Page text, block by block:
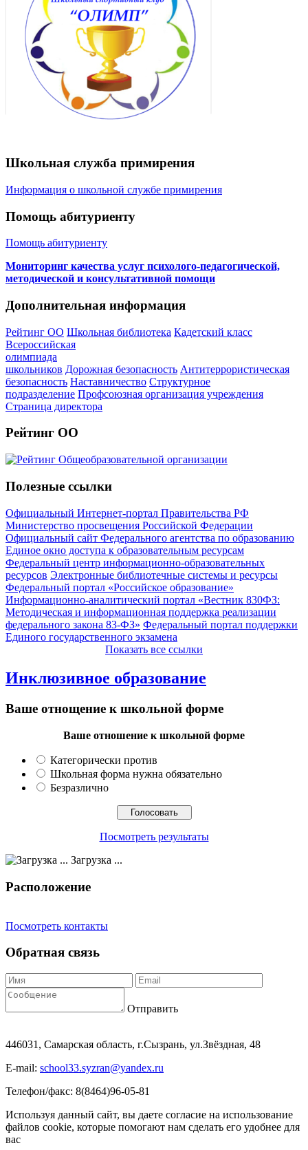
Школьная служба примирения
Информация о школьной службе примирения
Помощь абитуриенту
Помощь абитуриенту
Мониторинг качества услуг психолого-педагогической,
методической и консультативной помощи
Дополнительная информация
Рейтинг ОО Школьная библиотека Кадетский класс
Всероссийская
олимпиада
школьников Дорожная безопасность Антитеррористическая
безопасность Наставничество Структурное
подразделение Профсоюзная организация учреждения
Страница директора
Рейтинг ОО
Полезные ссылки
Официальный Интернет-портал Правительства РФ
Министерство просвещения Российской Федерации
Официальный сайт Федерального агентства по образованию
Единое окно доступа к образовательным ресурсам
Федеральный центр информационно-образовательных
ресурсов Электронные библиотечные системы и ресурсы
Федеральный портал «Российское образование»
Информационно-аналитический портал «Вестник 830ФЗ:
Методическая и информационная поддержка реализации
федерального закона 83-ФЗ» Федеральный портал поддержки
Единого государственного экзамена
Показать все ссылки
Инклюзивное образование
Ваше отнощение к школьной форме
Ваше отношение к школьной форме
Категорически против
Школьная форма нужна обязательно
Безразлично
Посмотреть результаты
Загрузка ...
Расположение
Посмотреть контакты
Обратная связь
Отправить
446031, Самарская область, г.Сызрань, ул.Звёздная, 48
E-mail: school33.syzran@yandex.ru
Телефон/факс: 8(8464)96-05-81
Используя данный сайт, вы даете согласие на использование
файлов cookie, которые помогают нам сделать его удобнее для
вас